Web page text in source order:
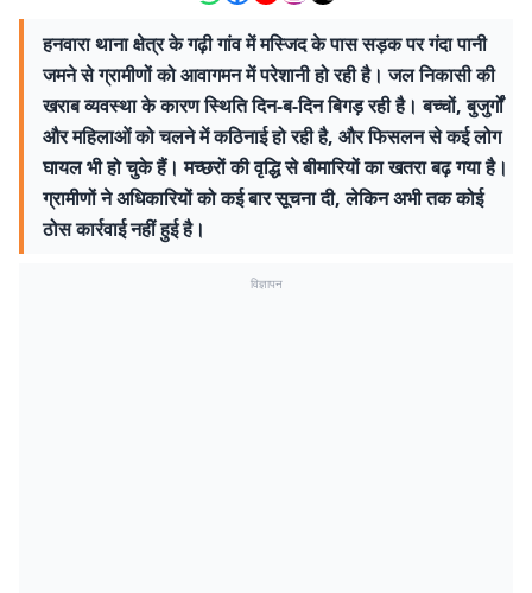
हनवारा थाना क्षेत्र के गढ़ी गांव में मस्जिद के पास सड़क पर गंदा पानी
जमने से ग्रामीणों को आवागमन में परेशानी हो रही है। जल निकासी की
खराब व्यवस्था के कारण स्थिति दिन-ब-दिन बिगड़ रही है। बच्चों, बुजुर्गों
और महिलाओं को चलने में कठिनाई हो रही है, और फिसलन से कई लोग
घायल भी हो चुके हैं। मच्छरों की वृद्धि से बीमारियों का खतरा बढ़ गया है।
ग्रामीणों ने अधिकारियों को कई बार सूचना दी, लेकिन अभी तक कोई
ठोस कार्रवाई नहीं हुई है।
विज्ञापन